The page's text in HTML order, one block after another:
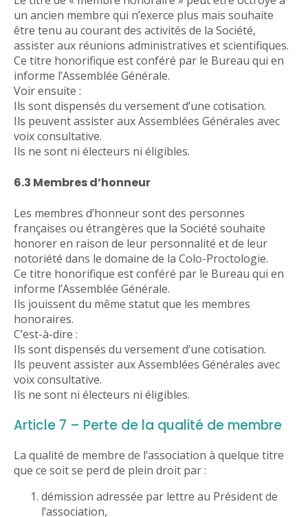
un ancien membre qui n’exerce plus mais souhaite
être tenu au courant des activités de la Société,
assister aux réunions administratives et scientifiques.
Ce titre honorifique est conféré par le Bureau qui en
informe l’Assemblée Générale.
Voir ensuite :
Ils sont dispensés du versement d’une cotisation.
Ils peuvent assister aux Assemblées Générales avec
voix consultative.
Ils ne sont ni électeurs ni éligibles.
6.3 Membres d’honneur
Les membres d’honneur sont des personnes
françaises ou étrangères que la Société souhaite
honorer en raison de leur personnalité et de leur
notoriété dans le domaine de la Colo-Proctologie.
Ce titre honorifique est conféré par le Bureau qui en
informe l’Assemblée Générale.
Ils jouissent du même statut que les membres
honoraires.
C’est-à-dire :
Ils sont dispensés du versement d’une cotisation.
Ils peuvent assister aux Assemblées Générales avec
voix consultative.
Ils ne sont ni électeurs ni éligibles.
Article 7 – Perte de la qualité de membre
La qualité de membre de l’association à quelque titre
que ce soit se perd de plein droit par :
démission adressée par lettre au Président de
l’association,